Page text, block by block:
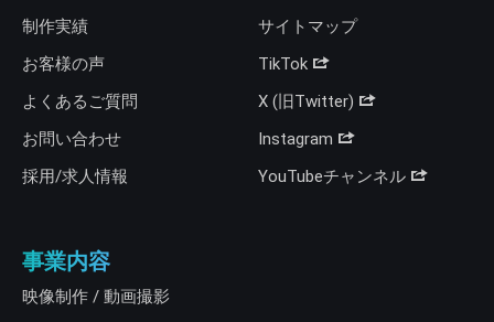
制作実績
お客様の声
よくあるご質問
お問い合わせ
採用/求人情報
サイトマップ
TikTok
X (旧Twitter)
Instagram
YouTubeチャンネル
事業内容
映像制作 / 動画撮影